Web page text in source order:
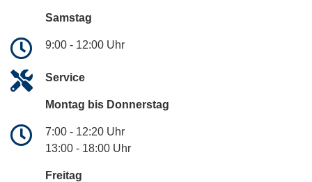
Samstag
9:00 - 12:00 Uhr
Service
Montag bis Donnerstag
7:00 - 12:20 Uhr
13:00 - 18:00 Uhr
Freitag